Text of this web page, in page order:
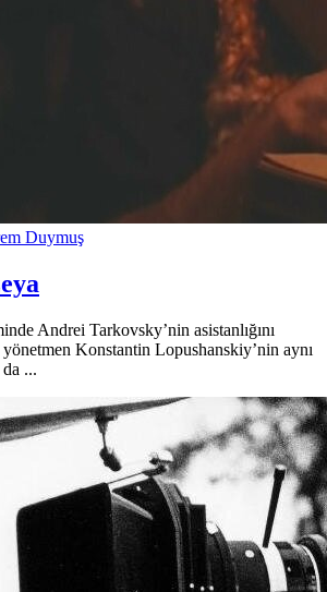
Duymuş
Andrei Tarkovsky’nin asistanlığını
yönetmen Konstantin Lopushanskiy’nin aynı
...